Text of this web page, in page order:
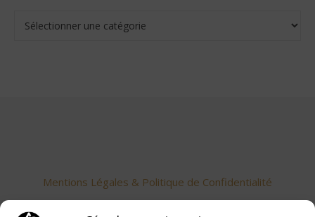
Mentions Légales & Politique de Confidentialité